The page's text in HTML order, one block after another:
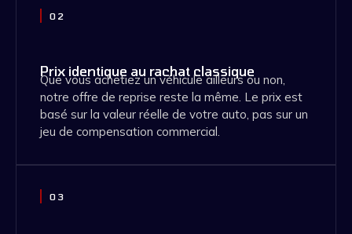
02
Prix identique au rachat classique
Que vous achetiez un véhicule ailleurs ou non,
notre offre de reprise reste la même. Le prix est
basé sur la valeur réelle de votre auto, pas sur un
jeu de compensation commercial.
03